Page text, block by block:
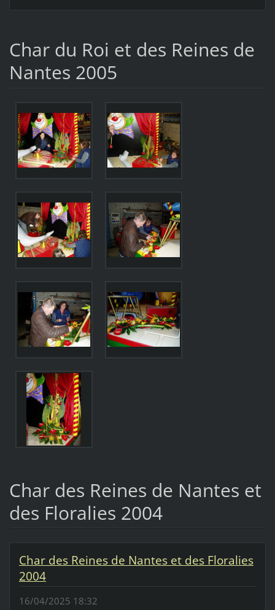
Char du Roi et des Reines de
Nantes 2005
Char des Reines de Nantes et
des Floralies 2004
Char des Reines de Nantes et des Floralies
2004
16/04/2025 18:32